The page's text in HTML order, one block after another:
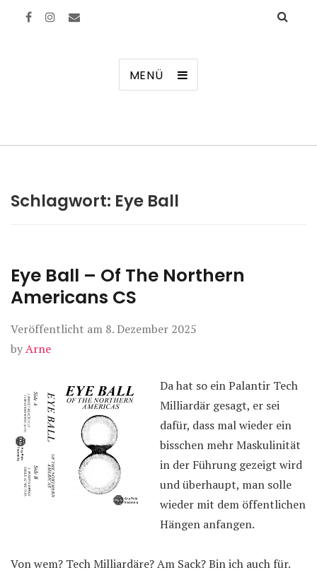
MENÜ
Schlagwort: Eye Ball
Eye Ball – Of The Northern
Americans CS
Veröffentlicht am 8. Dezember 2025
byArne
Da hat so ein Palantir Tech
Milliardär gesagt, er sei
dafür, dass mal wieder ein
bisschen mehr Maskulinität
in der Führung gezeigt wird
und überhaupt, man solle
wieder mit dem öffentlichen
Hängen anfangen.
Von wem? Tech Milliardäre? Am Sack? Bin ich auch für.